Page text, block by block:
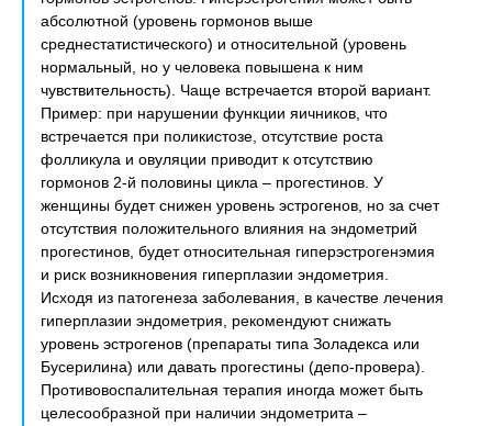
абсолютной (уровень гормонов выше
среднестатистического) и относительной (уровень
нормальный, но у человека повышена к ним
чувствительность). Чаще встречается второй вариант.
Пример: при нарушении функции яичников, что
встречается при поликистозе, отсутствие роста
фолликула и овуляции приводит к отсутствию
гормонов 2-й половины цикла – прогестинов. У
женщины будет снижен уровень эстрогенов, но за счет
отсутствия положительного влияния на эндометрий
прогестинов, будет относительная гиперэстрогенэмия
и риск возникновения гиперплазии эндометрия.
Исходя из патогенеза заболевания, в качестве лечения
гиперплазии эндометрия, рекомендуют снижать
уровень эстрогенов (препараты типа Золадекса или
Бусерилина) или давать прогестины (депо-провера).
Противовоспалительная терапия иногда может быть
целесообразной при наличии эндометрита –